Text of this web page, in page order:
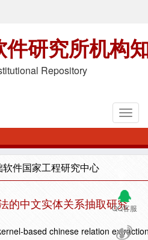
件研究所机构
Repository
软件国家工程研究中心
QQ客服
的中文实体关系抽取研究
based chinese relation